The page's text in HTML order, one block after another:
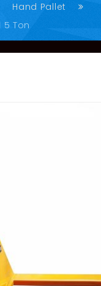
Hand Pallet
5 Ton